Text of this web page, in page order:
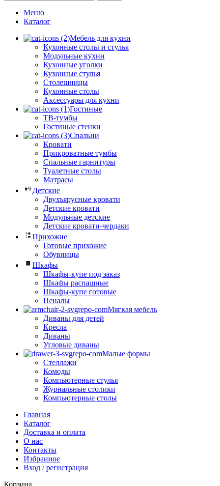
Меню
Каталог
Мебель для кухни
Кухонные столы и стулья
Модульные кухни
Кухонные уголки
Кухонные стулья
Столешницы
Кухонные столы
Аксессуары для кухни
Гостиные
ТВ-тумбы
Гостиные стенки
Спальни
Кровати
Прикроватные тумбы
Спальные гарнитуры
Туалетные столы
Матрасы
Детские
Двухъярусные кровати
Детские кровати
Модульные детские
Детские кровати-чердаки
Прихожие
Готовые прихожие
Обувницы
Шкафы
Шкафы-купе под заказ
Шкафы распашные
Шкафы-купе готовые
Пеналы
Мягкая мебель
Диваны для детей
Кресла
Диваны
Угловые диваны
Малые формы
Стеллажи
Комоды
Компьютерные стулья
Журнальные столики
Компьютерные столы
Главная
Каталог
Доставка и оплата
О нас
Контакты
Избранное
Вход / регистрация